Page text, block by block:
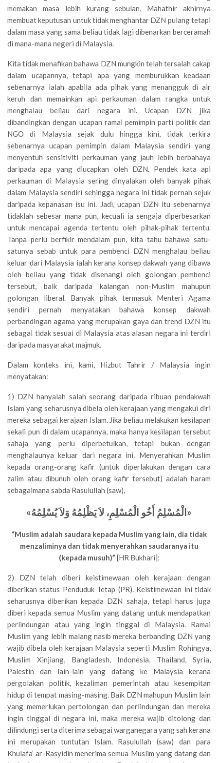
memakan masa lebih kurang sebulan, Mahathir akhirnya
membuat keputusan untuk tidak menghantar DZN pulang tetapi
dalam masa yang sama beliau tidak lagi dibenarkan berceramah
di mana-mana negeri di Malaysia.
Kita tidak menafikan bahawa DZN mungkin telah tersalah cakap
dalam ucapannya, tetapi apa yang memburukkan keadaan
sebenarnya ialah apabila ada pihak yang menangguk di air
keruh dan memainkan api perkauman dalam rangka untuk
menghalau beliau dari negara ini. Ucapan DZN jika
dibandingkan dengan ucapan ramai pemimpin parti politik dan
NGO di Malaysia sejak dulu hingga kini, tidak terkira
sebenarnya ucapan pemimpin dalam Malaysia sendiri yang
menyentuh sensitiviti perkauman yang jauh lebih berbahaya
daripada apa yang diucapkan oleh DZN. Pendek kata api
perkauman di Malaysia sering dinyalakan oleh banyak pihak
dalam Malaysia sendiri sehingga negara ini tidak pernah sejuk
daripada kepanasan isu ini. Jadi, ucapan DZN itu sebenarnya
tidaklah sebesar mana pun, kecuali ia sengaja diperbesarkan
untuk mencapai agenda tertentu oleh pihak-pihak tertentu.
Tanpa perlu berfikir mendalam pun, kita tahu bahawa satu-
satunya sebab untuk para pembenci DZN menghalau beliau
keluar dari Malaysia ialah kerana konsep dakwah yang dibawa
oleh beliau yang tidak disenangi oleh golongan pembenci
tersebut, baik daripada kalangan non-Muslim mahupun
golongan liberal. Banyak pihak termasuk Menteri Agama
sendiri pernah menyatakan bahawa konsep dakwah
perbandingan agama yang merupakan gaya dan trend DZN itu
sebagai tidak sesuai di Malaysia atas alasan negara ini terdiri
daripada masyarakat majmuk.
Dalam konteks ini, kami, Hizbut Tahrir / Malaysia ingin
menyatakan:
1) DZN hanyalah salah seorang daripada ribuan pendakwah
Islam yang seharusnya dibela oleh kerajaan yang mengakui diri
mereka sebagai kerajaan Islam. Jika beliau melakukan kesilapan
sekali pun di dalam ucapannya, maka hanya kesilapan tersebut
sahaja yang perlu diperbetulkan, tetapi bukan dengan
menghalaunya keluar dari negara ini. Menyerahkan Muslim
kepada orang-orang kafir (untuk diperlakukan dengan cara
zalim atau dibunuh oleh orang kafir tersebut) adalah haram
sebagaimana sabda Rasulullah (saw),
«الْمُسْلِمُ أَخُو الْمُسْلِمِ، لاَ يَظْلِمُهُ وَلاَ يُسْلِمُهُ»
“Muslim adalah saudara kepada Muslim yang lain, dia tidak
menzaliminya dan tidak menyerahkan saudaranya itu
(kepada musuh)” [HR Bukhari];
2) DZN telah diberi keistimewaan oleh kerajaan dengan
diberikan status Penduduk Tetap (PR). Keistimewaan ini tidak
seharusnya diberikan kepada DZN sahaja, tetapi harus juga
diberi kepada semua Muslim yang datang untuk mendapatkan
perlindungan atau yang ingin tinggal di Malaysia. Ramai
Muslim yang lebih malang nasib mereka berbanding DZN yang
wajib dibela oleh kerajaan Malaysia seperti Muslim Rohingya,
Muslim Xinjiang, Bangladesh, Indonesia, Thailand, Syria,
Palestin dan lain-lain yang datang ke Malaysia kerana
pergolakan politik, kezaliman pemerintah atau kesempitan
hidup di tempat masing-masing. Baik DZN mahupun Muslim lain
yang memerlukan pertolongan dan perlindungan dan mereka
ingin tinggal di negara ini, maka mereka wajib ditolong dan
dilindungi serta diterima sebagai warganegara yang sah kerana
ini merupakan tuntutan Islam. Rasulullah (saw) dan para
Khulafa’ ar-Rasyidin menerima semua Muslim yang datang dan